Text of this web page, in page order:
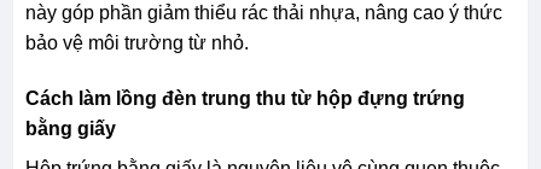
này góp phần giảm thiểu rác thải nhựa, nâng cao ý thức
bảo vệ môi trường từ nhỏ.
Cách làm lồng đèn trung thu từ hộp đựng trứng
bằng giấy